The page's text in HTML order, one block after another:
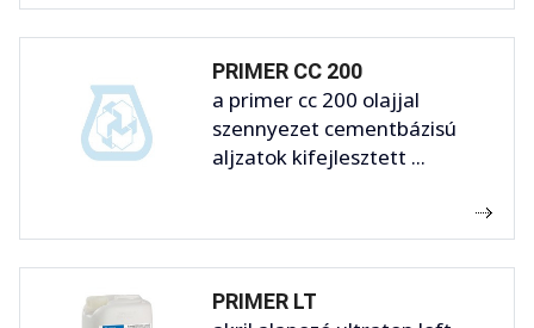
PRIMER CC 200
a primer cc 200 olajjal
szennyezet cementbázisú
aljzatok kifejlesztett ...
PRIMER LT